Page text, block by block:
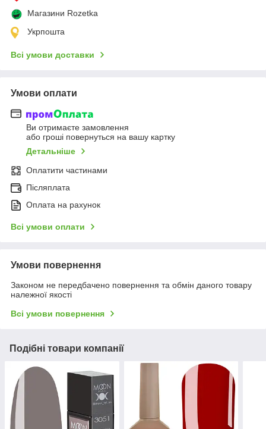
Магазини Rozetka
Укрпошта
Всі умови доставки
Умови оплати
Ви отримаєте замовлення
або гроші повернуться на вашу картку
Детальніше
Оплатити частинами
Післяплата
Оплата на рахунок
Всі умови оплати
Умови повернення
Законом не передбачено повернення та обмін даного товару
належної якості
Всі умови повернення
Подібні товари компанії